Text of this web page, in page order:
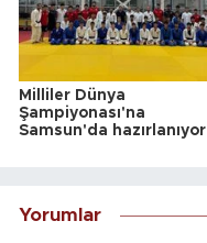
Milliler Dünya
Şampiyonası'na
Samsun'da hazırlanıyor
Yorumlar